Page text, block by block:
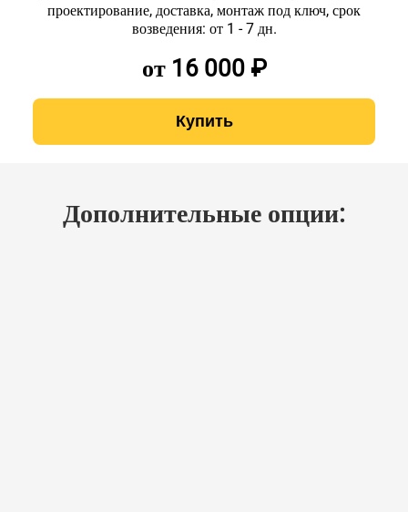
проектирование, доставка, монтаж под ключ, срок
возведения: от 1 - 7 дн.
от 16 000 ₽
Купить
Дополнительные опции: